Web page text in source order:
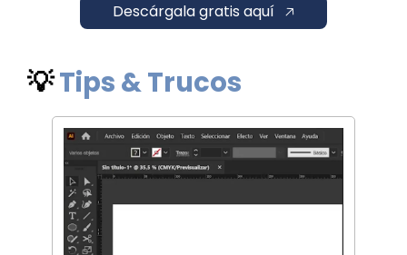
    Descárgala gratis aquí   🡥
💡Tips & Trucos